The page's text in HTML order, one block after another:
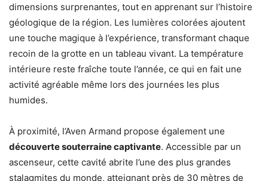
dimensions surprenantes, tout en apprenant sur l’histoire
géologique de la région. Les lumières colorées ajoutent
une touche magique à l’expérience, transformant chaque
recoin de la grotte en un tableau vivant. La température
intérieure reste fraîche toute l’année, ce qui en fait une
activité agréable même lors des journées les plus
humides.
À proximité, l’Aven Armand propose également une
découverte souterraine captivante. Accessible par un
ascenseur, cette cavité abrite l’une des plus grandes
stalagmites du monde, atteignant près de 30 mètres de